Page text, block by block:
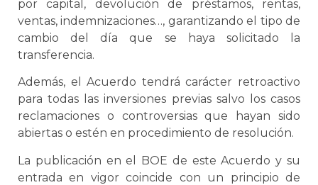
por capital, devolución de préstamos, rentas,
ventas, indemnizaciones…, garantizando el tipo de
cambio del día que se haya solicitado la
transferencia.
Además, el Acuerdo tendrá carácter retroactivo
para todas las inversiones previas salvo los casos
reclamaciones o controversias que hayan sido
abiertas o estén en procedimiento de resolución.
La publicación en el BOE de este Acuerdo y su
entrada en vigor coincide con un principio de